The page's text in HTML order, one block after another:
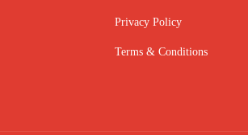
Privacy Policy
Terms & Conditions